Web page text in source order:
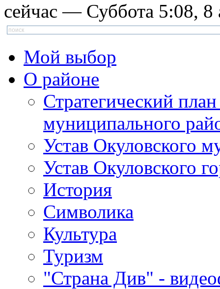
сейчас — Суббота 5:08, 8
Мой выбор
О районе
Стратегический
муниципального
Устав Окуловского
Устав Окуловского
История
Символика
Культура
Туризм
"Страна Див" -